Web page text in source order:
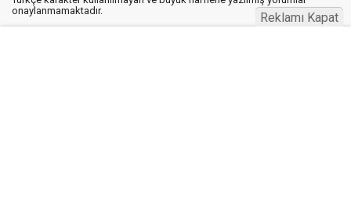
onaylanmamaktadır.
Reklamı Kapat